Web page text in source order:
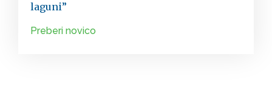
laguni”
Preberi novico